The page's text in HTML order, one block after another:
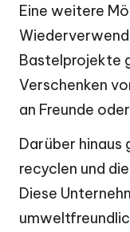
Eine weitere
Bastelprojekte
Verschenken
an Freunde
Darüber hinaus
recyclen und
Diese